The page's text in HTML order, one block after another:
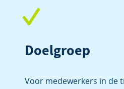
Doelgroep
Voor medewerkers in de